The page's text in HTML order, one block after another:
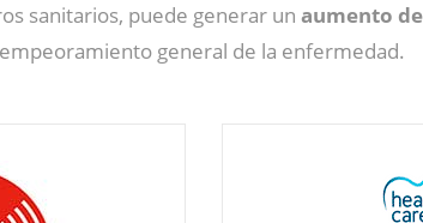
sanitarios, puede generar un aumento
general de la enfermedad.